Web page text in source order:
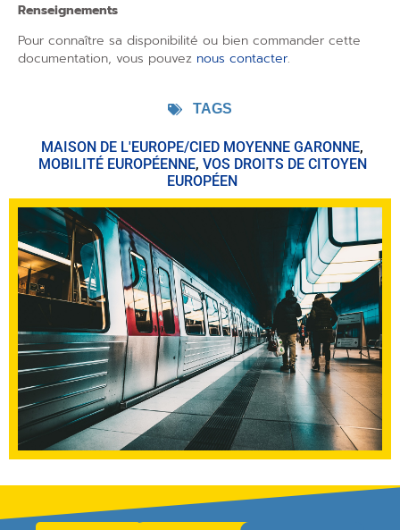
Renseignements
Pour connaître sa disponibilité ou bien commander cette
documentation, vous pouvez nous contacter.
TAGS
MAISON DE L'EUROPE/CIED MOYENNE GARONNE,
MOBILITÉ EUROPÉENNE, VOS DROITS DE CITOYEN
EUROPÉEN